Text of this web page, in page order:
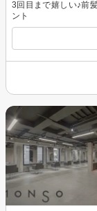
3回目まで嬉しい♪前
ント